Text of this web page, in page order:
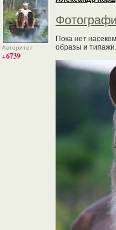
Авторитет
+6739
Пока нет
образы и